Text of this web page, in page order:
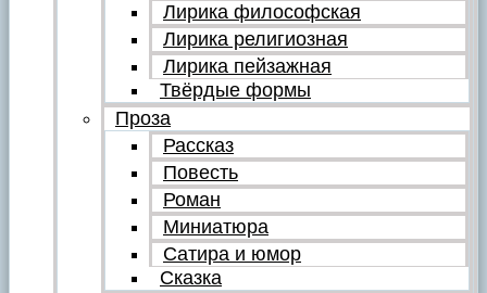
Лирика философская
Лирика религиозная
Лирика пейзажная
Твёрдые формы
Проза
Рассказ
Повесть
Роман
Миниатюра
Сатира и юмор
Сказка